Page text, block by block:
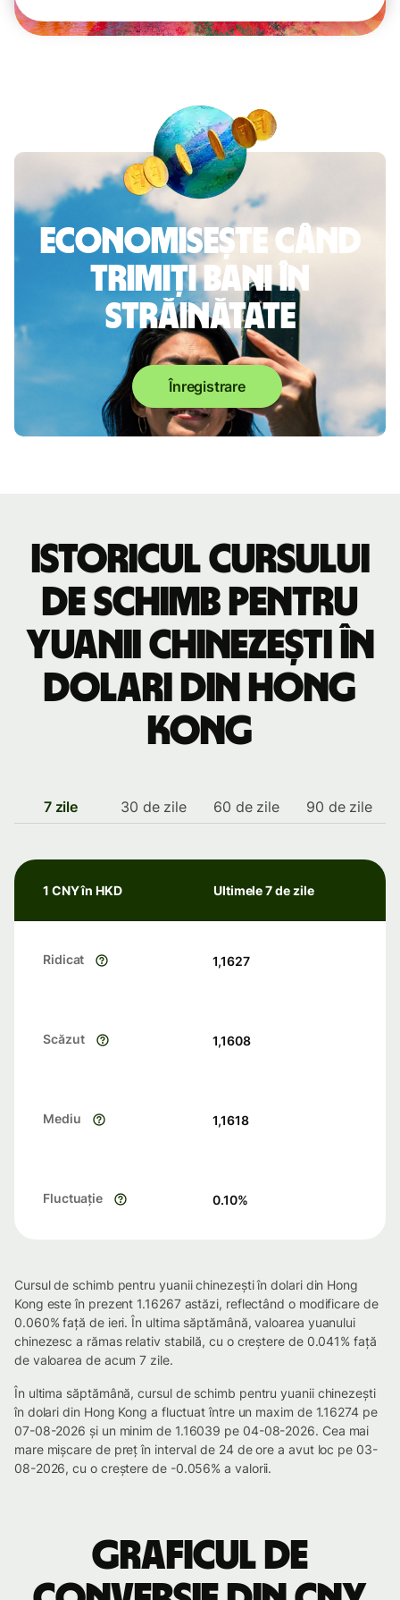
Economisește când
trimiți bani în
străinătate
Înregistrare
Istoricul cursului
de schimb pentru
yuanii chinezești în
dolari din Hong
Kong
7 zile 30 de zile 60 de zile 90 de zile
1 CNY în HKD Ultimele 7 de zile
Ridicat 1,1627
Scăzut 1,1608
Mediu 1,1618
Fluctuație 0.10%
Cursul de schimb pentru yuanii chinezești în dolari din Hong
Kong este în prezent 1.16267 astăzi, reflectând o modificare de
0.060% față de ieri. În ultima săptămână, valoarea yuanului
chinezesc a rămas relativ stabilă, cu o creștere de 0.041% față
de valoarea de acum 7 zile.
În ultima săptămână, cursul de schimb pentru yuanii chinezești
în dolari din Hong Kong a fluctuat între un maxim de 1.16274 pe
07-08-2026 și un minim de 1.16039 pe 04-08-2026. Cea mai
mare mișcare de preț în interval de 24 de ore a avut loc pe 03-
08-2026, cu o creștere de -0.056% a valorii.
Graficul de